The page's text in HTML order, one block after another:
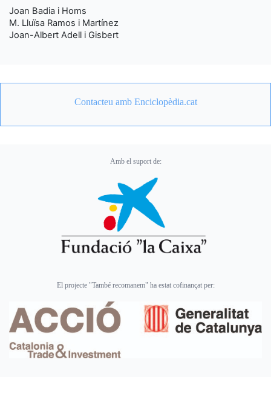
Joan Badia i Homs
M. Lluïsa Ramos i Martínez
Joan-Albert Adell i Gisbert
Contacteu amb Enciclopèdia.cat
Amb el suport de:
El projecte "També recomanem" ha estat cofinançat per: